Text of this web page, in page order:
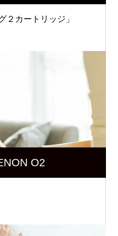
２カートリッジ」
O2